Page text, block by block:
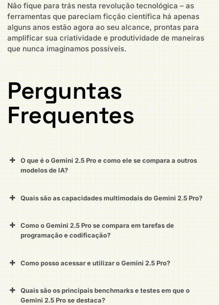
Não fique para trás nesta revolução tecnológica – as
ferramentas que pareciam ficção científica há apenas
alguns anos estão agora ao seu alcance, prontas para
amplificar sua criatividade e produtividade de maneiras
que nunca imaginamos possíveis.
Perguntas
Frequentes
O que é o Gemini 2.5 Pro e como ele se compara a outros
modelos de IA?
Quais são as capacidades multimodais do Gemini 2.5 Pro?
Como o Gemini 2.5 Pro se compara em tarefas de
programação e codificação?
Como posso acessar e utilizar o Gemini 2.5 Pro?
Quais são os principais benchmarks e testes em que o
Gemini 2.5 Pro se destaca?